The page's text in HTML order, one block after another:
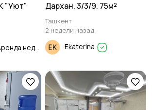
"Уют"
Дархан. 3/3/9. 75м²
Ташкент
2 недели назад
Ekaterina